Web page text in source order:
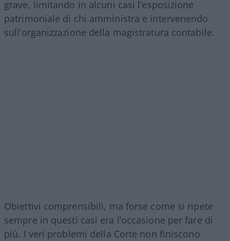
grave, limitando in alcuni casi l’esposizione
patrimoniale di chi amministra e intervenendo
sull’organizzazione della magistratura contabile.
Obiettivi comprensibili, ma forse come si ripete
sempre in questi casi era l’occasione per fare di
più. I veri problemi della Corte non finiscono